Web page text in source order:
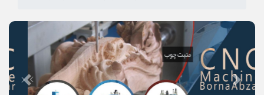
Previous
Next